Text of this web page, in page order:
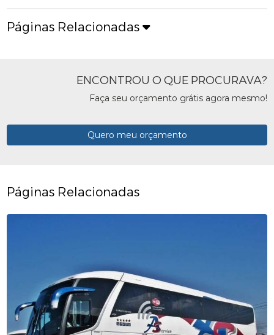
Páginas Relacionadas
ENCONTROU O QUE PROCURAVA?
Faça seu orçamento grátis agora mesmo!
Quero meu orçamento
Páginas Relacionadas